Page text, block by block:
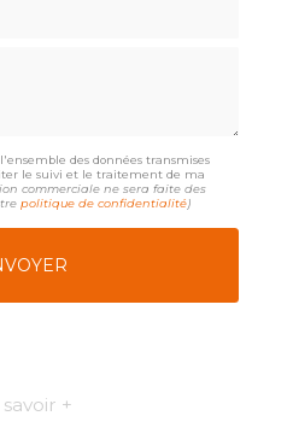
des données transmises
le suivi et le traitement de ma
commerciale ne sera faite des
politique de confidentialité)
savoir +